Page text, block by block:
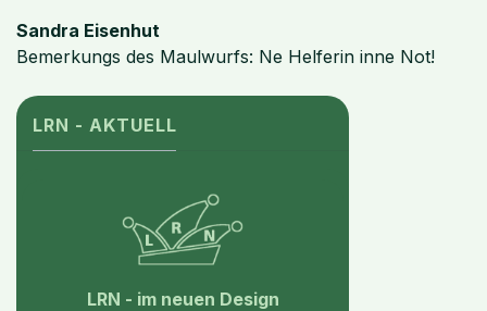
Sandra Eisenhut
Bemerkungs des Maulwurfs: Ne Helferin inne Not!
LRN - AKTUELL
LRN - im neuen Design